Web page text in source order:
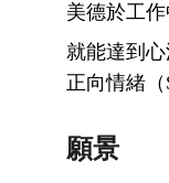
美德於工作
就能達到
正向情緒（
願景